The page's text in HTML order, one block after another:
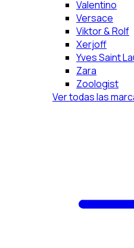
Valentino
Versace
Viktor & Rolf
Xerjoff
Yves Saint
Zara
Zoologist
Ver todas las